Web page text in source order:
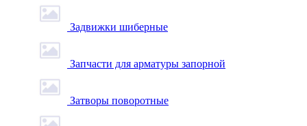
Задвижки шиберные
Запчасти для арматуры запорной
Затворы поворотные